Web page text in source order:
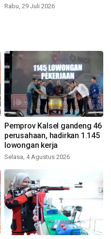
Rabu, 29 Juli 2026
Pemprov Kalsel gandeng 46
perusahaan, hadirkan 1.145
lowongan kerja
Selasa, 4 Agustus 2026